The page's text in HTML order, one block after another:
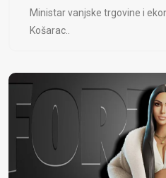
Ministar vanjske trgovine i
Košarac..